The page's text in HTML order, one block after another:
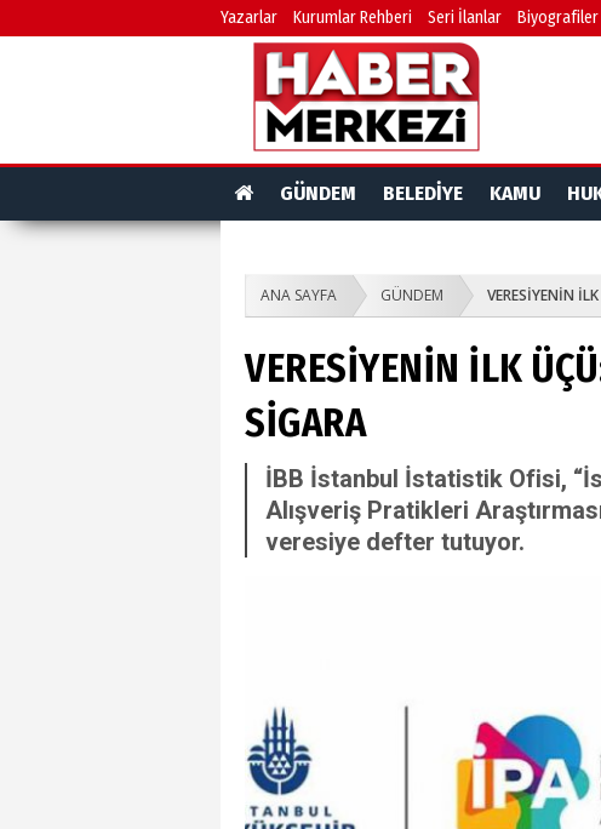
Yazarlar Kurumlar Rehberi Seri İlanlar Biyografiler
GÜNDEM BELEDİYE KAMU
ANA SAYFA GÜNDEM VERESİYENİN
VERESİYENİN İLK
SİGARA
İBB İstanbul İstatistik Ofisi,
Alışveriş Pratikleri
veresiye defter tutuyor.